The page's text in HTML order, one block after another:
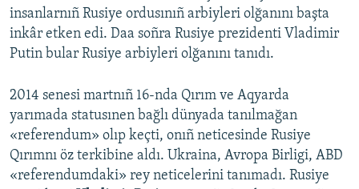
insanlarnıñ Rusiye ordusınıñ arbiyleri olğanını başta
inkâr etken edi. Daa soñra Rusiye prezidenti Vladimir
Putin bular Rusiye arbiyleri olğanını tanıdı.
2014 senesi martnıñ 16-nda Qırım ve Aqyarda
yarımada statusınen bağlı dünyada tanılmağan
«referendum» olıp keçti, onıñ neticesinde Rusiye
Qırımnı öz terkibine aldı. Ukraina, Avropa Birligi, ABD
«referendumdaki» rey neticelerini tanımadı. Rusiye